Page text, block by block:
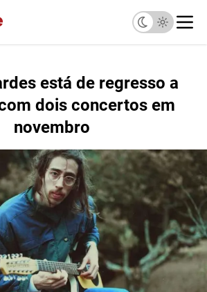
está de regresso a
dois concertos em
novembro